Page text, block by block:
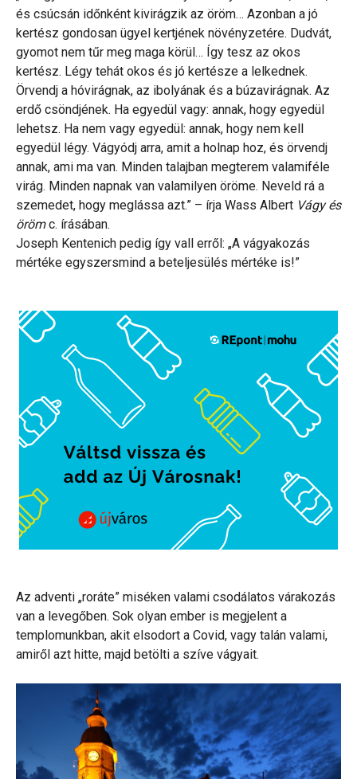
és csúcsán időnként kivirágzik az öröm… Azonban a jó
kertész gondosan ügyel kertjének növényzetére. Dudvát,
gyomot nem tűr meg maga körül… Így tesz az okos
kertész. Légy tehát okos és jó kertésze a lelkednek.
Örvendj a hóvirágnak, az ibolyának és a búzavirágnak. Az
erdő csöndjének. Ha egyedül vagy: annak, hogy egyedül
lehetsz. Ha nem vagy egyedül: annak, hogy nem kell
egyedül légy. Vágyódj arra, amit a holnap hoz, és örvendj
annak, ami ma van. Minden talajban megterem valamiféle
virág. Minden napnak van valamilyen öröme. Neveld rá a
szemedet, hogy meglássa azt.” – írja Wass Albert Vágy és
örömc. írásában.
Joseph Kentenich pedig így vall erről: „A vágyakozás
mértéke egyszersmind a beteljesülés mértéke is!”
Az adventi „roráte” miséken valami csodálatos várakozás
van a levegőben. Sok olyan ember is megjelent a
templomunkban, akit elsodort a Covid, vagy talán valami,
amiről azt hitte, majd betölti a szíve vágyait.